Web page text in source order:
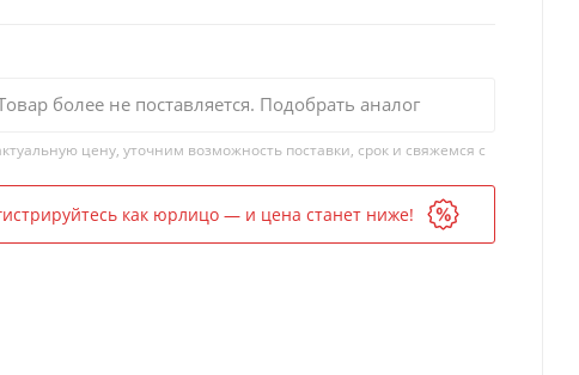
более не поставляется. Подобрать аналог
цену, уточним возможность поставки, срок и свяжемся с
как юрлицо — и цена станет ниже!